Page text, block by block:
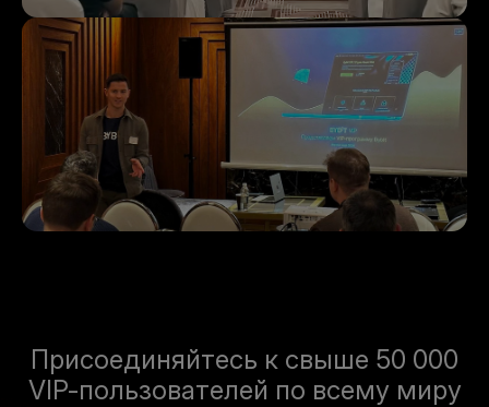
Присоединяйтесь к свыше 50 000
VIP-пользователей по всему миру